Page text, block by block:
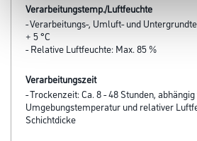
Verarbeitungstemp./Luftfeuchte
- Verarbeitungs-, Umluft- und
+ 5 °C
- Relative Luftfeuchte: Max. 85 %
Verarbeitungszeit
- Trockenzeit: Ca. 8 - 48 Stunden,
Umgebungstemperatur und relativer
Schichtdicke